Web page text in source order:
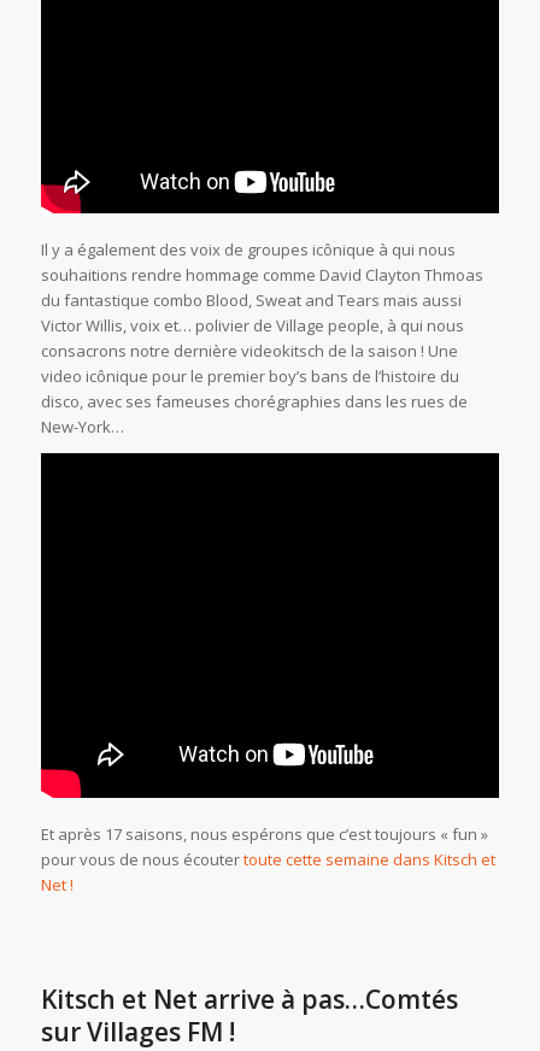
Il y a également des voix de groupes icônique à qui nous
souhaitions rendre hommage comme David Clayton Thmoas
du fantastique combo Blood, Sweat and Tears mais aussi
Victor Willis, voix et… polivier de Village people, à qui nous
consacrons notre dernière videokitsch de la saison ! Une
video icônique pour le premier boy’s bans de l’histoire du
disco, avec ses fameuses chorégraphies dans les rues de
New-York…
Et après 17 saisons, nous espérons que c’est toujours « fun »
pour vous de nous écoutertoute cette semaine dans Kitsch et
Net !
Kitsch et Net arrive à pas…Comtés
sur Villages FM !